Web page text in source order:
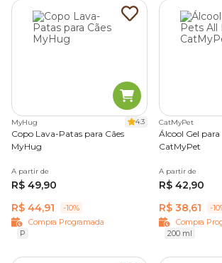
MyHug 4.3
Copo Lava-Patas para Cães
MyHug
A partir de
R$ 49,90
R$ 44,91
-10%
Compra Programada
P
CatMyPet
Álcool Gel
CatMyPet
A partir de
R$ 42,90
R$ 38,61
-
Compra
200 ml